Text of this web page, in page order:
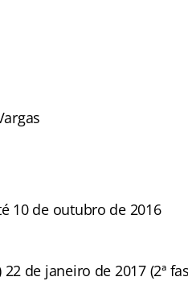
10 de outubro de 2016
de janeiro de 2017 (2ª